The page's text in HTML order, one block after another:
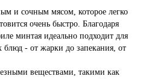
и сочным мясом, которое легко
очень быстро. Благодаря
минтая идеально подходит для
блюд - от жарки до запекания, от
веществами, такими как